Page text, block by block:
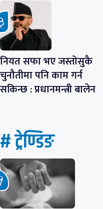
नियत सफा भए जस्तोसुकै
चुनौतीमा पनि काम गर्न
सकिन्छ : प्रधानमन्त्री बालेन
# ट्रेण्डिङ